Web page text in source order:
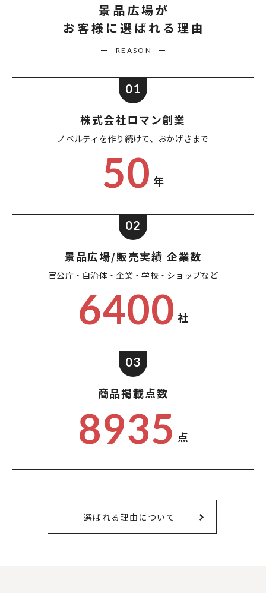
景品広場が
お客様に選ばれる理由
REASON
01
株式会社ロマン創業
ノベルティを作り続けて、 おかげさまで
50 年
02
景品広場/販売実績 企業数
官公庁・自治体・企業・学校・ショップなど
6400 社
03
商品掲載点数
8935 点
選ばれる理由について